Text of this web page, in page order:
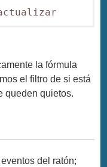
la fórmula
el filtro de si está
queden quietos.
del ratón;